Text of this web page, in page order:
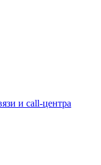
и call-центра